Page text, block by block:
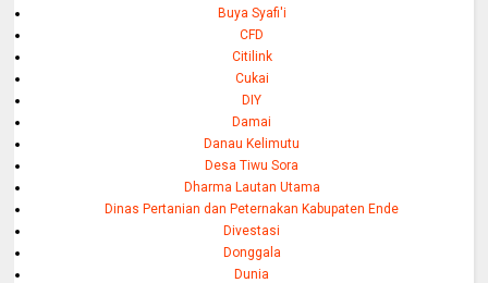
Buya Syafi'i
CFD
Citilink
Cukai
DIY
Damai
Danau Kelimutu
Desa Tiwu Sora
Dharma Lautan Utama
Dinas Pertanian dan Peternakan Kabupaten Ende
Divestasi
Donggala
Dunia